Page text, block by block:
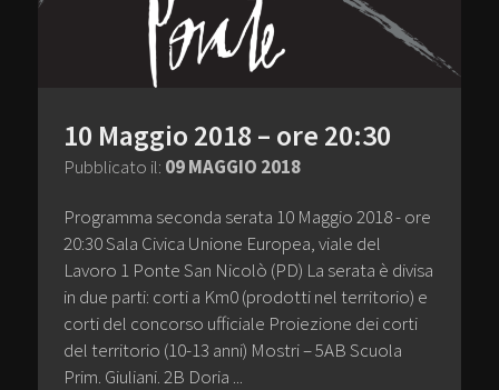
10 Maggio 2018 – ore 20:30
Pubblicato il: 09 MAGGIO 2018
Programma seconda serata 10 Maggio 2018 - ore
20:30 Sala Civica Unione Europea, viale del
Lavoro 1 Ponte San Nicolò (PD) La serata è divisa
in due parti: corti a Km0 (prodotti nel territorio) e
corti del concorso ufficiale Proiezione dei corti
del territorio (10-13 anni) Mostri – 5AB Scuola
Prim. Giuliani. 2B Doria ...